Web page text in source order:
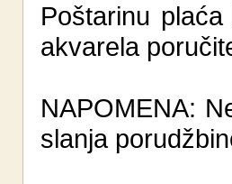
Poštarinu
akvarela
NAPOMENA:
slanja